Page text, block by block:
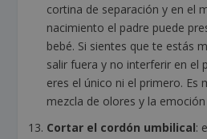
cortina de separación y en el
nacimiento el padre puede
bebé. Si sientes que te estás
salir fuera y no interferir en el
eres el único ni el primero. Es
mezcla de olores y la
Cortar el cordón umbilical: